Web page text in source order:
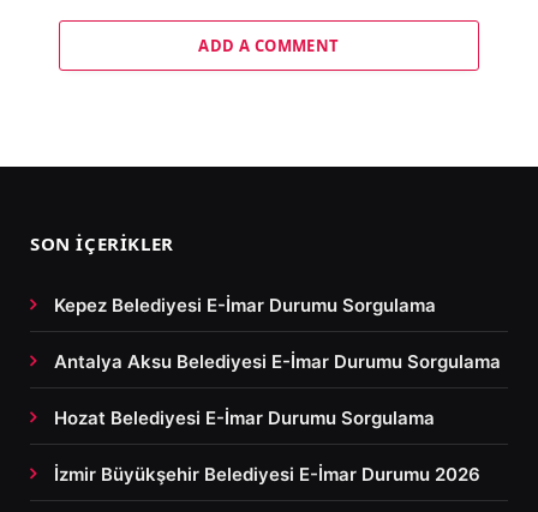
ADD A COMMENT
SON İÇERIKLER
Kepez Belediyesi E-İmar Durumu Sorgulama
Antalya Aksu Belediyesi E-İmar Durumu Sorgulama
Hozat Belediyesi E-İmar Durumu Sorgulama
İzmir Büyükşehir Belediyesi E-İmar Durumu 2026